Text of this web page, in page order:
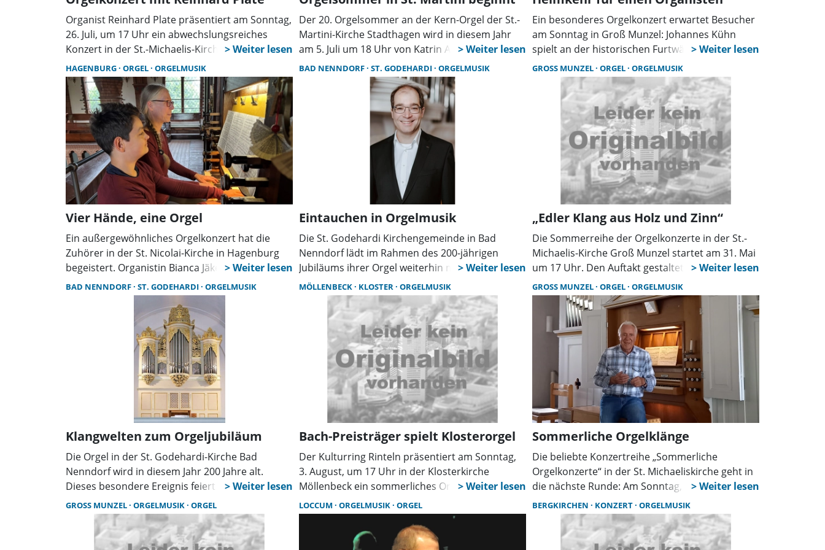
Organist Reinhard Plate präsentiert am Sonntag,
26. Juli, um 17 Uhr ein abwechslungsreiches
Konzert in der St.-Michaelis-Kirche in Groß
Munzel. Auf der historischen Furtwängler-Orgel
erklingen Werke von Bach, Komponisten aus
Frankreich und Amerika sowie zwei speziell für
das Instrument geschriebene Stücke.
Der 20. Orgelsommer an der Kern-Orgel der St.-
Martini-Kirche Stadthagen wird in diesem Jahr
am 5. Juli um 18 Uhr von Katrin Anja Krauße,
Kirchenmusikerin in Nidda (Oberhessen),
eröffnet. Anja Krauße spielt von Johann
Sebastian Bach Präludium und Fuge Es-Dur, den
1. Choral von César Franck und weitere Werke
von Böhm, Saint-Saëns, Kodaly und Boëly. Auch
die weiteren Konzerte finden jeweils an einen
Sonntag um 18 Uhr statt.
Ein besonderes Orgelkonzert erwartet Besucher
am Sonntag in Groß Munzel: Johannes Kühn
spielt an der historischen Furtwänglerorgel
Werke von Bach bis Mendelssohn. Der Eintritt ist
frei, das rund einstündige Konzert beginnt um 17
HAGENBURG ORGEL ORGELMUSIK
Vier Hände, eine Orgel
Ein außergewöhnliches Orgelkonzert hat die
Zuhörer in der St. Nicolai-Kirche in Hagenburg
begeistert. Organistin Bianca Jäkel trat
gemeinsam mit ihrem erst 13-jährigen Schüler
Tas Juhasz auf und zeigte eindrucksvoll die
Faszination des vierhändigen Spiels.
BAD NENNDORF ST. GODEHARDI ORGELMUSIK
Eintauchen in Orgelmusik
Die St. Godehardi Kirchengemeinde in Bad
Nenndorf lädt im Rahmen des 200-jährigen
Jubiläums ihrer Orgel weiterhin monatlich zu
Konzerten ein. Am Sonntag, 28. Juni, ist um 17
Uhr erneut ein „Klangwelten“-Konzert in der
Kirche zu erleben.
GROSS MUNZEL ORGEL ORGELMUSIK
„Edler Klang aus Holz und Zinn“
Die Sommerreihe der Orgelkonzerte in der St.-
Michaelis-Kirche Groß Munzel startet am 31. Mai
um 17 Uhr. Den Auftakt gestaltet
Kirchenmusikdirektor Harald Röhrig aus
Hannover mit einem vielseitigen Programm von
Barock bis Romantik.
BAD NENNDORF ST. GODEHARDI ORGELMUSIK
Klangwelten zum Orgeljubiläum
Die Orgel in der St. Godehardi-Kirche Bad
Nenndorf wird in diesem Jahr 200 Jahre alt.
Dieses besondere Ereignis feiert die
Kirchengemeinde mit einer Konzertreihe mit
sechs verschiedenen Sonntags-Konzerten an
dieser Orgel, von April bis September 2026.
MÖLLENBECK KLOSTER ORGELMUSIK
Bach-Preisträger spielt Klosterorgel
Der Kulturring Rinteln präsentiert am Sonntag,
3. August, um 17 Uhr in der Klosterkirche
Möllenbeck ein sommerliches Orgelkonzert. An
der Ahrend/Möhling-Orgel konzertiert Prof.
Matthias Neumann mit Werken von Johann
Sebastian Bach im Zyklus der Gesamtaufführung
der Bachschen Orgelwerke. Matthias Neumann
GROSS MUNZEL ORGEL ORGELMUSIK
Sommerliche Orgelklänge
Die beliebte Konzertreihe „Sommerliche
Orgelkonzerte“ in der St. Michaeliskirche geht in
die nächste Runde: Am Sonntag, den 20. Juli um
17 Uhr findet erneut ein musikalisches Highlight
statt. Organist Reinhard Plate, ehemaliger
Stiftskantor aus Wunstorf, wird an der
historischen Furtwängler-Orgel zu hören sein.
GROSS MUNZEL ORGELMUSIK ORGEL LOCCUM ORGELMUSIK ORGEL BERGKIRCHEN KONZERT ORGELMUSIK